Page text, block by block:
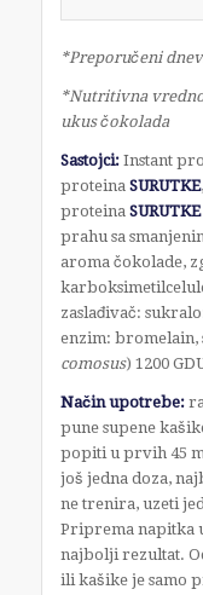
*Preporučeni
*Nutritivna
ukus čokolada
Sastojci: Instant
proteinaSURUTKE
proteina SURUTKE
prahu sa
aroma čokolade,
zaslađivač:
enzim: bromelain,
comosus) 1200
Način upotrebe:
pune supene
popiti u prvih 45
još jedna doza,
ne trenira, uzeti
Priprema napitka
najbolji rezultat.
ili kašike je samo